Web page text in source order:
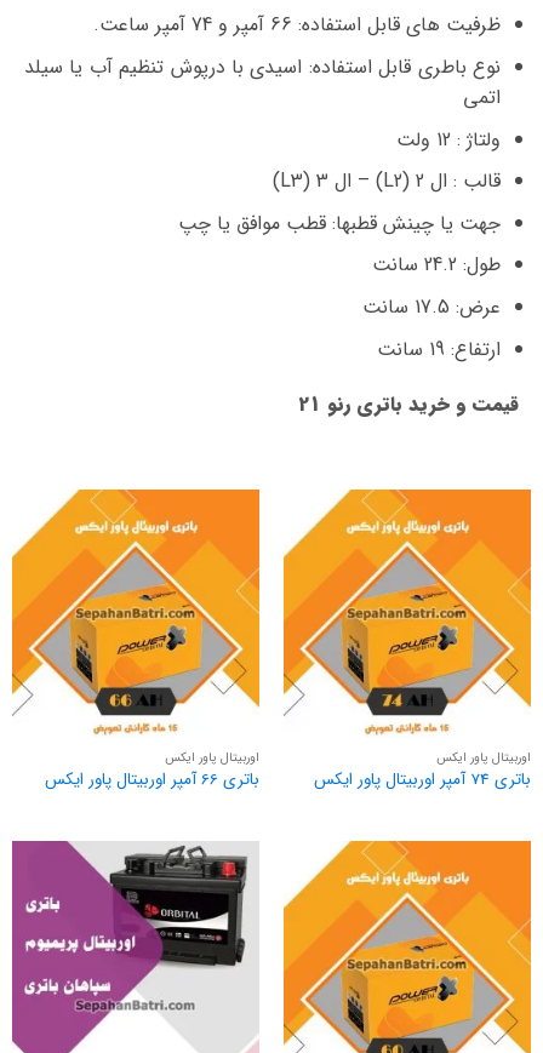
ظرفیت های قابل استفاده: 66 آمپر و 74 آمپر ساعت.
نوع باطری قابل استفاده: اسیدی با درپوش تنظیم آب یا سیلد
اتمی
ولتاژ : 12 ولت
قالب : ال 2 (L2) – ال 3 (L3)
جهت یا چینش قطبها: قطب موافق یا چپ
طول: 24.2 سانت
عرض: 17.5 سانت
ارتفاع: 19 سانت
قیمت و خرید باتری رنو 21
اوربیتال پاور ایکس
باتری 74 آمپر اوربیتال پاور ایکس
اوربیتال پاور ایکس
باتری 66 آمپر اوربیتال پاور ایکس